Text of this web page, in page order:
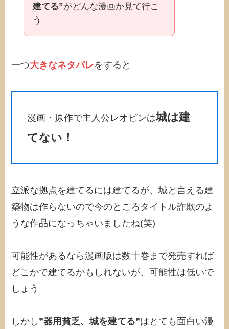
建てる”がどんな漫画か見て行こ
う
一つ大きなネタバレをすると
漫画・原作で主人公レオピンは城は建
てない！
立派な拠点を建てるには建てるが、城と言える建
築物は作らないので今のところタイトル詐欺のよ
うな作品になっちゃいましたね(笑)
可能性があるなら漫画版は数十巻まで発売すれば
どこかで建てるかもしれないが、可能性は低いで
しょう
しかし ”器用貧乏、城を建てる”はとても面白い漫